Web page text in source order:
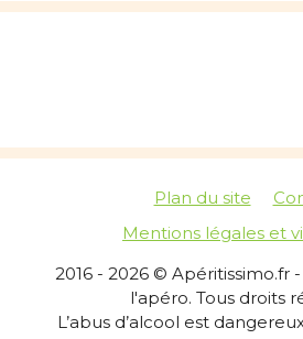
Plan du site
Mentions légales et
2016 - 2026 © Apéritissimo.fr
l'apéro. Tous droits
L’abus d’alcool est